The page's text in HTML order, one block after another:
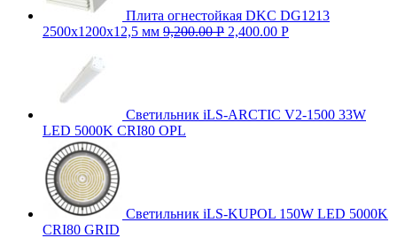
Плита огнестойкая DKC DG1213
2500х1200х12,5 мм 9,200.00Р 2,400.00 Р
Светильник iLS-ARCTIC V2-1500 33W
LED 5000K CRI80 OPL
Светильник iLS-KUPOL 150W LED 5000K
CRI80 GRID